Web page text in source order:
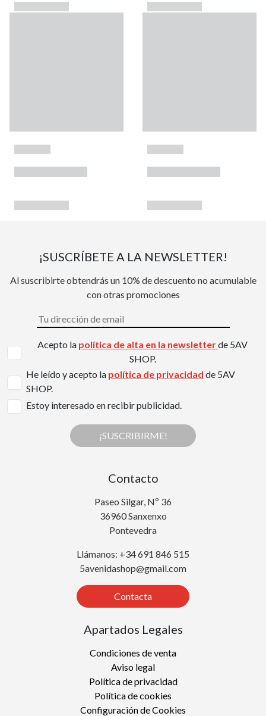
¡SUSCRÍBETE A LA NEWSLETTER!
Al suscribirte obtendrás un 10% de descuento no acumulable
con otras promociones
Acepto la política de alta en la newsletterde 5AV
SHOP.
He leído y acepto la política de privacidad de 5AV
SHOP.
Estoy interesado en recibir publicidad.
¡SUSCRIBIRME!
Contacto
Paseo Silgar, Nº 36
36960 Sanxenxo
Pontevedra
Llámanos: +34 691 846 515
5avenidashop@gmail.com
Contacta
Apartados Legales
Condiciones de venta
Aviso legal
Política de privacidad
Política de cookies
Configuración de Cookies